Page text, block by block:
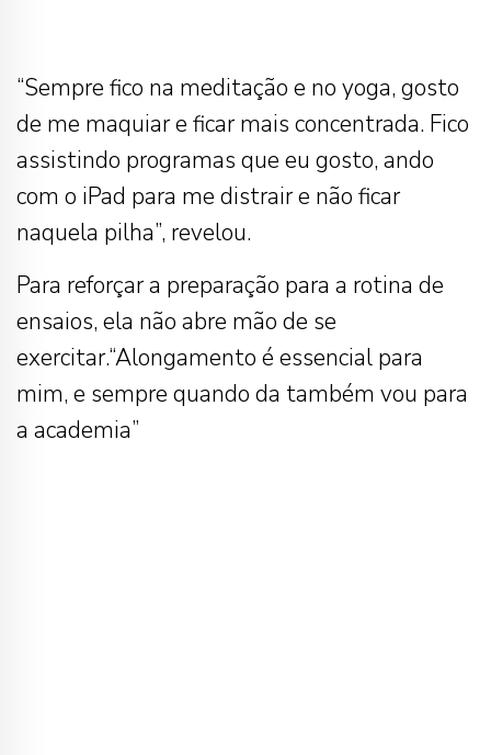
“Sempre fico na meditação e no yoga, gosto
de me maquiar e ficar mais concentrada. Fico
assistindo programas que eu gosto, ando
com o iPad para me distrair e não ficar
naquela pilha”, revelou.
Para reforçar a preparação para a rotina de
ensaios, ela não abre mão de se
exercitar.“Alongamento é essencial para
mim, e sempre quando da também vou para
a academia”